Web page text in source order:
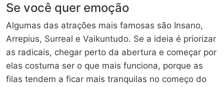
Se você quer emoção
Algumas das atrações mais famosas são Insano,
Arrepius, Surreal e Vaikuntudo. Se a ideia é priorizar
as radicais, chegar perto da abertura e começar por
elas costuma ser o que mais funciona, porque as
filas tendem a ficar mais tranquilas no começo do